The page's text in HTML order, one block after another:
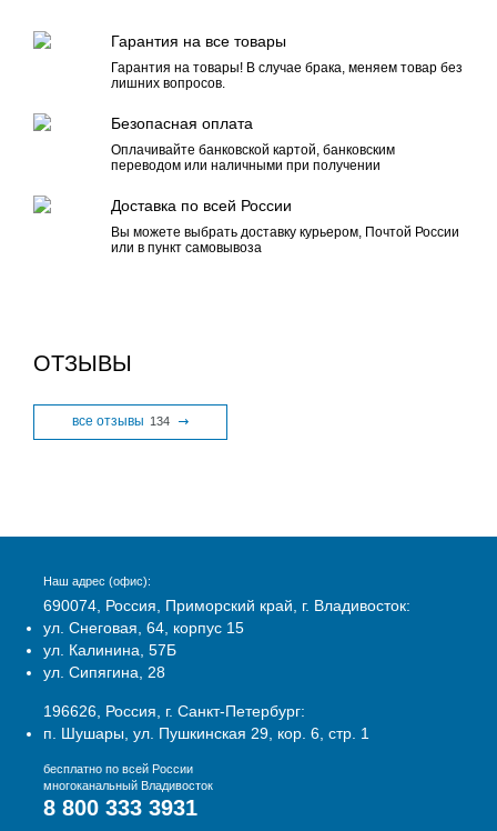
Гарантия на все товары
Гарантия на товары! В случае брака, меняем товар без
лишних вопросов.
Безопасная оплата
Оплачивайте банковской картой, банковским
переводом или наличными при получении
Доставка по всей России
Вы можете выбрать доставку курьером, Почтой России
или в пункт самовывоза
ОТЗЫВЫ
все отзывы 134
Наш адрес (офис):
690074, Россия, Приморский край, г. Владивосток:
ул. Снеговая, 64, корпус 15
ул. Калинина, 57Б
ул. Сипягина, 28
196626, Россия, г. Санкт-Петербург:
п. Шушары, ул. Пушкинская 29, кор. 6, стр. 1
бесплатно по всей России
многоканальный Владивосток
8 800 333 3931